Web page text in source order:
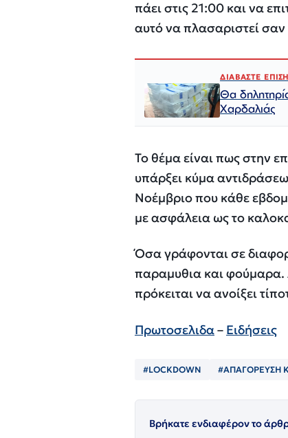
πάει στις 21:00 και να
αυτό να πλασαριστεί
ΔΙΑΒΑΣΤΕ
Θα
Χαρδαλιάς
Το θέμα είναι πως στην
υπάρξει κύμα
Νοέμβριο που κάθε
με ασφάλεια ως το
Όσα γράφονται σε
παραμυθια και φούμαρα.
πρόκειται να ανοίξει
Πρωτοσελιδα– Ειδήσεις
#LOCKDOWN #ΑΠΑΓΟΡΕΥΣΗ
Βρήκατε ενδιαφέρον το